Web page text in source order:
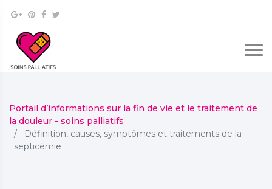
Portail d’informations sur la fin de vie et le traitement de
la douleur - soins palliatifs
Définition, causes, symptômes et traitements de la
septicémie